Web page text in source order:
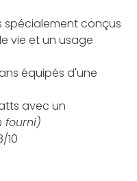
spécialement conçus
vie et un usage
équipés d'une
avec un
fourni)
10